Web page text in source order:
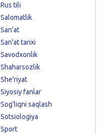
Rus tili
Salomatlik
San'at
San'at tarixi
Savodxonlik
Shaharsozlik
She'riyat
Siyosiy fanlar
Sog'liqni saqlash
Sotsiologiya
Sport